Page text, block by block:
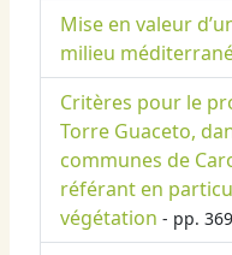
Mise en valeur
milieu
Critères pour le
Torre Guaceto,
communes de
référant en
végétation - pp.